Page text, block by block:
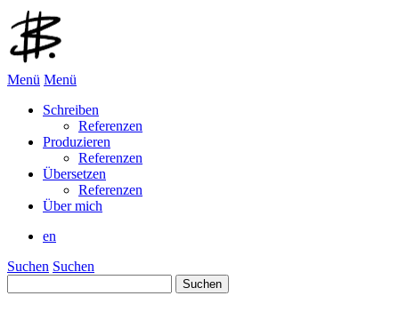
Menü Menü
Schreiben
Referenzen
Produzieren
Referenzen
Übersetzen
Referenzen
Über mich
en
Suchen Suchen
nach: